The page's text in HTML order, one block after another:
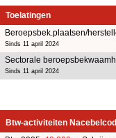
Toelatingen
Beroepsbek.plaatsen/
Sinds 11 april 2024
Sectorale
Sinds 11 april 2024
Btw-activiteiten